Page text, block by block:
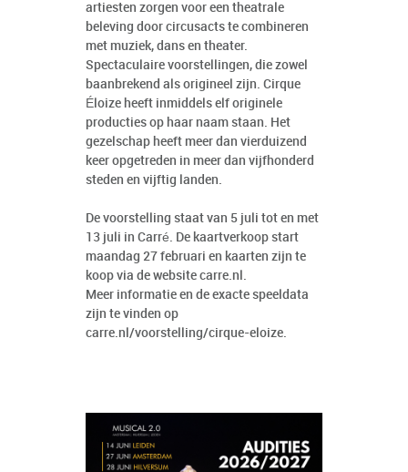
artiesten zorgen voor een theatrale
beleving door circusacts te combineren
met muziek, dans en theater.
Spectaculaire voorstellingen, die zowel
baanbrekend als origineel zijn. Cirque
Éloize heeft inmiddels elf originele
producties op haar naam staan. Het
gezelschap heeft meer dan vierduizend
keer opgetreden in meer dan vijfhonderd
steden en vijftig landen.
De voorstelling staat van 5 juli tot en met
13 juli in Carré. De kaartverkoop start
maandag 27 februari en kaarten zijn te
koop via de website carre.nl.
Meer informatie en de exacte speeldata
zijn te vinden op
carre.nl/voorstelling/cirque-eloize.